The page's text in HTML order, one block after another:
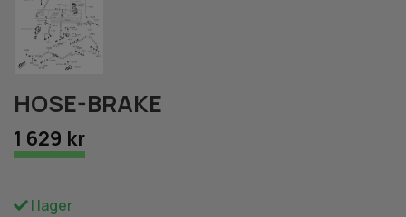
HOSE-BRAKE
1 629 kr
I lager